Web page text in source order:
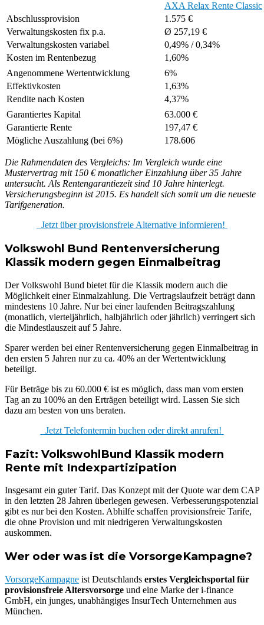
AXA Relax Rente Classic
Abschlussprovision
1.575 €
Verwaltungskosten fix p.a.
Ø 257,19 €
Verwaltungskosten variabel
0,49% / 0,34%
Kosten im Rentenbezug
1,60%
Angenommene Wertentwicklung
6%
Effektivkosten
1,63%
Rendite nach Kosten
4,37%
Garantiertes Kapital
63.000 €
Garantierte Rente
197,47 €
Mögliche Auszahlung (bei 6%)
178.606
Die Rahmendaten des Vergleichs: Im Vergleich wurde eine
Mustervertrag mit 150 € monatlicher Einzahlung über 35 Jahre
untersucht. Als Rentengarantiezeit sind 10 Jahre hinterlegt.
Versicherungsbeginn ist 2015. Es handelt sich somit um die neueste
Tarifgeneration.
Jetzt über provisionsfreie Alternative informieren!
Volkswohl Bund Rentenversicherung
Klassik modern gegen Einmalbeitrag
Der Volkswohl Bund bietet für die Klassik modern auch die
Möglichkeit einer Einmalzahlung. Die Vertragslaufzeit beträgt dann
mindestens 10 Jahre. Nur bei einer laufenden Beitragszahlung
(monatlich, vierteljährlich, halbjährlich oder jährlich) verringert sich
die Mindestlauszeit auf 5 Jahre.
Sparer werden bei einer Rentenversicherung gegen Einmalbeitrag in
den ersten 5 Jahren nur zu ca. 40% an der Wertentwicklung
beteiligt.
Für Beträge bis zu 60.000 € ist es möglich, dass man vom ersten
Tag an zu 100% an den Erträgen beteiligt wird. Lassen Sie sich
dazu am besten von uns beraten.
Jetzt Telefontermin buchen oder direkt anrufen!
Fazit: VolkswohlBund Klassik modern
Rente mit Indexpartizipation
Insgesamt ein guter Tarif. Das Konzept mit der Quote war dem CAP
in den letzten 28 Jahren überlegen gewesen. Verbesserungspotenzial
gibt es nur bei den Kosten. Abhilfe schaffen provisionsfreie Tarife,
die ohne Provision und mit niedrigeren Verwaltungskosten
auskommen.
Wer oder was ist die VorsorgeKampagne?
VorsorgeKampagne ist Deutschlands erstes Vergleichsportal für
provisionsfreie Altersvorsorge und eine Marke der i-finance
GmbH, ein junges, unabhängiges InsurTech Unternehmen aus
München.